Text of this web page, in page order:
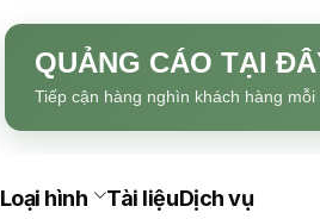
QUẢNG CÁO TẠI
Tiếp cận hàng nghìn khách hàng mỗi
Loại hình Tài liệuDịch vụ